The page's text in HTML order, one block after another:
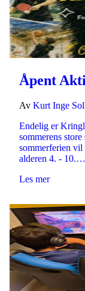
Åpent
Av Kurt Inge
Endelig er
sommerens
sommerferien
alderen 4. - 10.…
Les mer